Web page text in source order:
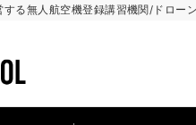
る無人航空機登録講習機関/ドロ